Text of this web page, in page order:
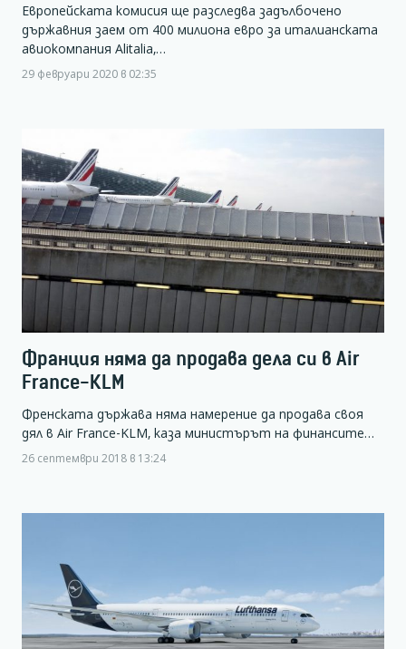
Европейската комисия ще разследва задълбочено
държавния заем от 400 милиона евро за италианската
авиокомпания Alitalia,…
29 февруари 2020 в 02:35
Франция няма да продава дела си в Air
France-KLM
Френската държава няма намерение да продава своя
дял в Air France-KLM, каза министърът на финансите…
26 септември 2018 в 13:24